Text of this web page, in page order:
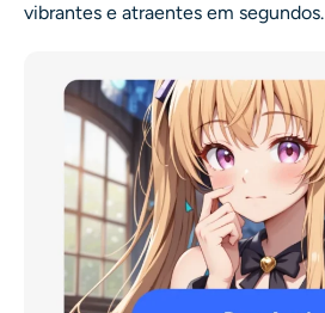
vibrantes e atraentes em segundos.